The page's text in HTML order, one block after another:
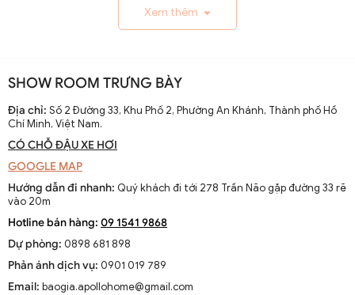
pháp thông gió hiệu quả ở các khu vực nhiệt đới. Ban đầu
được làm thủ công và chạy bằng điện từ pin, chúng
nhanh chóng phát triển với sự tiến bộ của công nghệ
điện.
Sự thay đổi và cải tiến qua các thập kỷ
tiến với thiết kế hiện đại, động cơ mạnh mẽ và khả năng
cứu để nâng cao hiệu suất và thẩm mỹ của sản phẩm.
Xu hướng hiện tại trên thị trường
Hiện nay, quạt trần cánh dài không chỉ là thiết bị làm mát
Xem thêm
SHOW ROOM TRƯNG BÀY
Địa chỉ: Số 2 Đường 33, Khu Phố 2, Phường An Khánh, Thành phố Hồ
Chí Minh, Việt Nam.
CÓ CHỖ ĐẬU XE HƠI
GOOGLE MAP
Hướng dẫn đi nhanh: Quý khách đi tới 278 Trần Não gặp đường 33 rẽ
vào 20m
Hotline bán hàng: 09 1541 9868
Dự phòng: 0898 681 898
Phản ánh dịch vụ: 0901 019 789
Email: baogia.apollohome@gmail.com